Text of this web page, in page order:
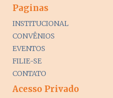
Paginas
INSTITUCIONAL
CONVÊNIOS
EVENTOS
FILIE-SE
CONTATO
Acesso Privado